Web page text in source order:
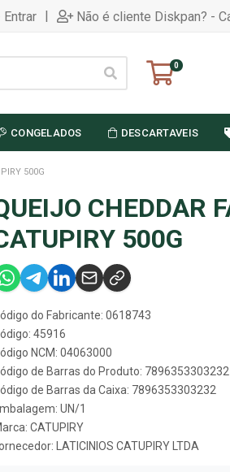
| Não é cliente Diskpan? -
0
CONGELADOS DESCARTAVEIS
500G
CHEDDAR
500G
do Fabricante: 0618743
45916
NCM: 04063000
de Barras do Produto: 7896353303232
de Barras da Caixa: 7896353303232
UN/1
CATUPIRY
LATICINIOS CATUPIRY LTDA